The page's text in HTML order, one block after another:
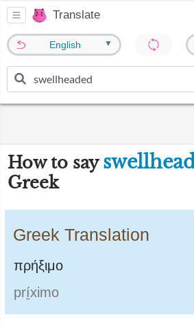
Translate
English ▼
How to say
Greek
Greek Translation
πρήξιμο
prí̱ximo